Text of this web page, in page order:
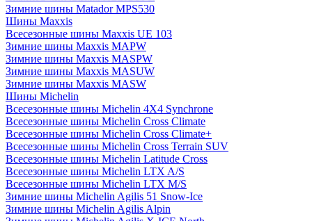
Зимние шины Matador MPS530
Шины Maxxis
Всесезонные шины Maxxis UE 103
Зимние шины Maxxis MAPW
Зимние шины Maxxis MASPW
Зимние шины Maxxis MASUW
Зимние шины Maxxis MASW
Шины Michelin
Всесезонные шины Michelin 4X4 Synchrone
Всесезонные шины Michelin Cross Climate
Всесезонные шины Michelin Cross Climate+
Всесезонные шины Michelin Cross Terrain SUV
Всесезонные шины Michelin Latitude Cross
Всесезонные шины Michelin LTX A/S
Всесезонные шины Michelin LTX M/S
Зимние шины Michelin Agilis 51 Snow-Ice
Зимние шины Michelin Agilis Alpin